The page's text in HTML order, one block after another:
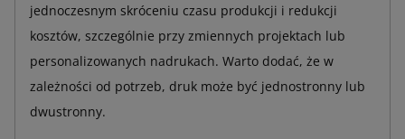
jednoczesnym skróceniu czasu produkcji i redukcji
kosztów, szczególnie przy zmiennych projektach lub
personalizowanych nadrukach. Warto dodać, że w
zależności od potrzeb, druk może być jednostronny lub
dwustronny.